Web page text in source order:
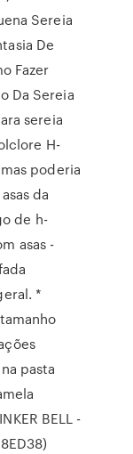
Sereia
De
Fazer
Da Sereia
sereia
H-
poderia
da
de h-
asas -
*
pasta
BELL -